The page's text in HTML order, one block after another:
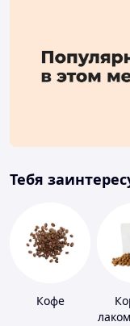
Тебя
Кофе